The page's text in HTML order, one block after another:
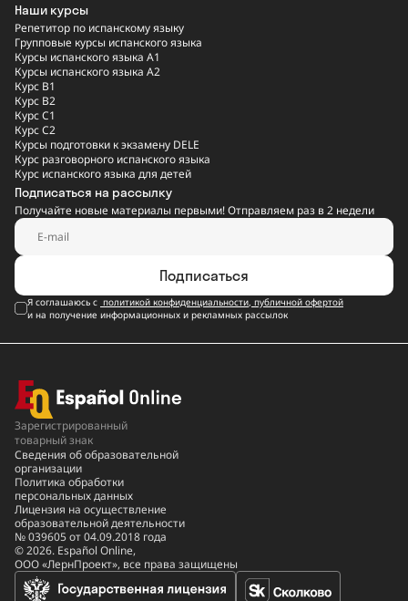
Наши курсы
Репетитор по испанскому языку
Групповые курсы испанского языка
Курсы испанского языка A1
Курсы испанского языка A2
Курс B1
Курс B2
Курс C1
Курс C2
Курсы подготовки к экзамену DELE
Курс разговорного испанского языка
Курс испанского языка для детей
Подписаться на рассылку
Получайте новые материалы первыми! Отправляем раз в 2 недели
Подписаться
Я соглашаюсь с политикой конфиденциальности, публичной офертой
и на получение информационных и рекламных рассылок
Зарегистрированный
товарный знак
Сведения об образовательной
организации
Политика обработки
персональных данных
Лицензия на осуществление
образовательной деятельности
№ 039605 от 04.09.2018 года
© 2026. Español Online,
ООО «ЛернПроект», все права защищены